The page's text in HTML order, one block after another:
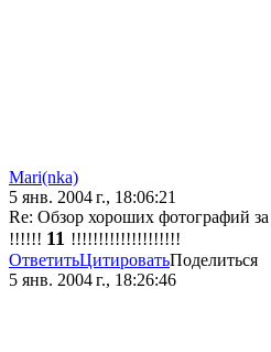
Mari(nka)
5 янв. 2004 г., 18:06:21
Re: Обзор хороших фотографий
!!!!!! 11 !!!!!!!!!!!!!!!!!!!!
ОтветитьЦитироватьПоделиться
5 янв. 2004 г., 18:26:46